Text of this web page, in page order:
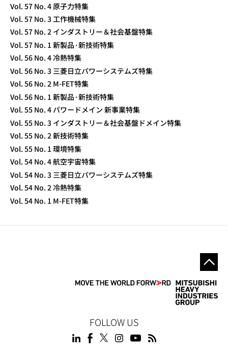
Vol. 57 No. 4 原子力特集
Vol. 57 No. 3 工作機械特集
Vol. 57 No. 2 インダストリー＆社会基盤特集
Vol. 57 No. 1 新製品·新技術特集
Vol. 56 No. 4 冷熱特集
Vol. 56 No. 3 三菱日立パワーシステムズ特集
Vol. 56 No. 2 M-FET特集
Vol. 56 No. 1 新製品·新技術特集
Vol. 55 No. 4 パワードメイン 新事業特集
Vol. 55 No. 3 インダストリー＆社会基盤ドメイン特集
Vol. 55 No. 2 新技術特集
Vol. 55 No. 1 環境特集
Vol. 54 No. 4 航空宇宙特集
Vol. 54 No. 3 三菱日立パワーシステムズ特集
Vol. 54 No. 2 冷熱特集
Vol. 54 No. 1 M-FET特集
FOLLOW US